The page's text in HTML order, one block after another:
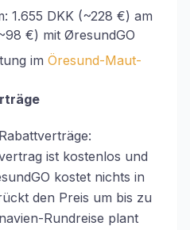
1.655 DKK (~228 €) am
€) mit ØresundGO
im Öresund-Maut-
ist kostenlos und
kostet nichts in
den Preis um bis zu
Rundreise plant